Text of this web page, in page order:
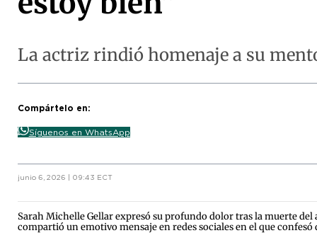
La actriz rindió homenaje a su
Compártelo en:
Síguenos en WhatsApp
junio 6, 2026 | 09:43 ECT
Sarah Michelle Gellar expresó su profundo dolor tras la muerte
compartió un emotivo mensaje en redes sociales en el que